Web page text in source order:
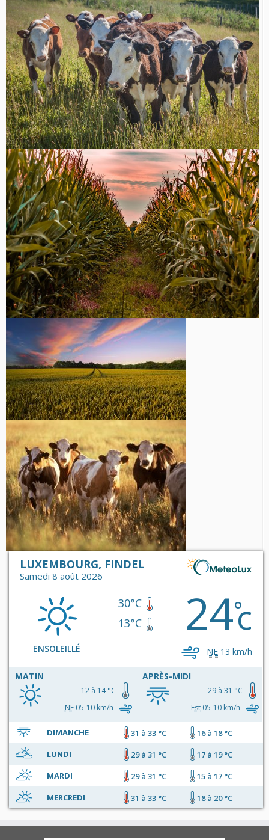
LUXEMBOURG, FINDEL
Samedi 8 août 2026
ENSOLEILLÉ
30°C
13°C
24°c
NE 13 km/h
MATIN
12 à 14 °C
NE05-10 km/h
APRÈS-MIDI
29 à 31 °C
Est 05-10 km/h
DIMANCHE 31 à 33 °C
16 à 18 °C
LUNDI
29 à 31 °C
17 à 19 °C
MARDI
29 à 31 °C
15 à 17 °C
MERCREDI
31 à 33 °C 18 à 20 °C